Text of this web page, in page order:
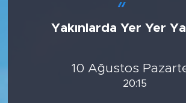
Yakınlarda Yer Yer
10 Ağustos
20:15